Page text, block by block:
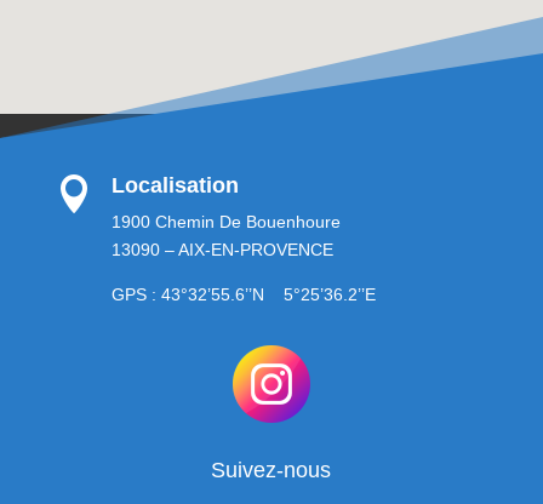
 Localisation
1900 Chemin De Bouenhoure
13090 – AIX-EN-PROVENCE
GPS : 43°32’55.6’’N 5°25’36.2’’E
Suivez-nous